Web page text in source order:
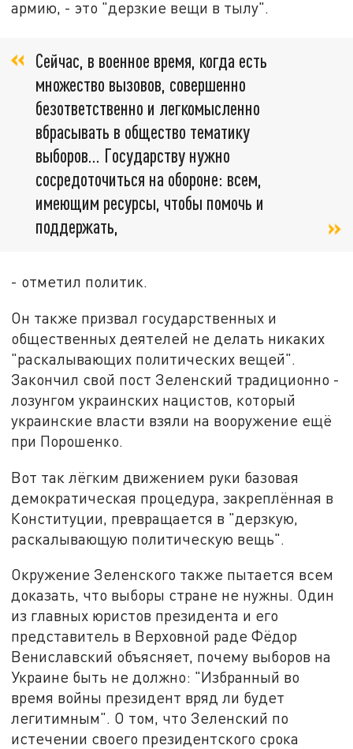
армию, - это "дерзкие вещи в тылу".
Сейчас, в военное время, когда есть
множество вызовов, совершенно
безответственно и легкомысленно
вбрасывать в общество тематику
выборов… Государству нужно
сосредоточиться на обороне: всем,
имеющим ресурсы, чтобы помочь и
поддержать,
- отметил политик.
Он также призвал государственных и
общественных деятелей не делать никаких
"раскалывающих политических вещей".
Закончил свой пост Зеленский традиционно -
лозунгом украинских нацистов, который
украинские власти взяли на вооружение ещё
при Порошенко.
Вот так лёгким движением руки базовая
демократическая процедура, закреплённая в
Конституции, превращается в "дерзкую,
раскалывающую политическую вещь".
Окружение Зеленского также пытается всем
доказать, что выборы стране не нужны. Один
из главных юристов президента и его
представитель в Верховной раде Фёдор
Вениславский объясняет, почему выборов на
Украине быть не должно: "Избранный во
время войны президент вряд ли будет
легитимным". О том, что Зеленский по
истечении своего президентского срока